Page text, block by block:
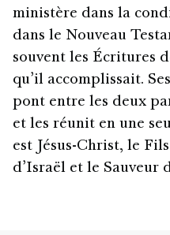
ministère dans la
dans le Nouveau
souvent les Écritures
qu’il accomplissait.
pont entre les deux
et les réunit en une
est Jésus-Christ, le
d’Israël et le Sauveur